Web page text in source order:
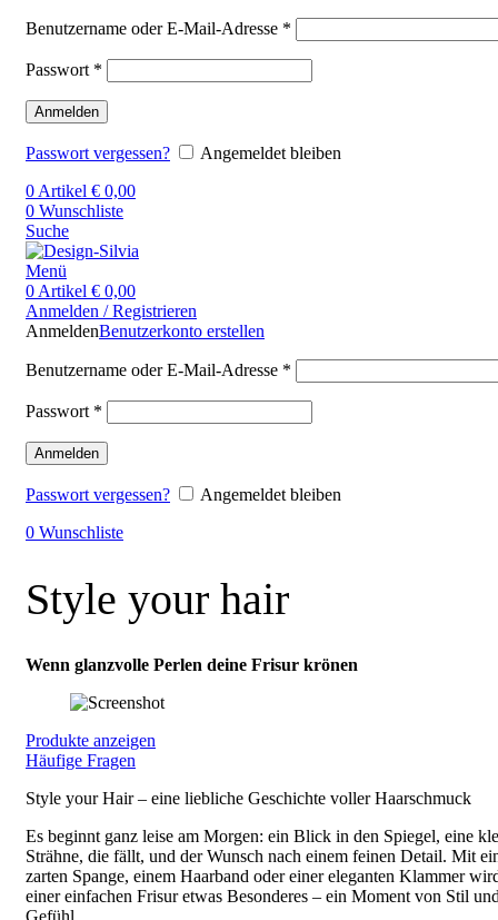
Benutzername oder E-Mail-Adresse *
Passwort *
Anmelden
Passwort vergessen?
Angemeldet bleiben
0 Artikel € 0,00
0 Wunschliste
Suche
Menü
0 Artikel € 0,00
Anmelden / Registrieren
AnmeldenBenutzerkonto erstellen
Benutzername oder E-Mail-Adresse *
Passwort *
Anmelden
Passwort vergessen?
Angemeldet bleiben
0 Wunschliste
Style your hair
Wenn glanzvolle Perlen deine Frisur krönen
Produkte anzeigen
Häufige Fragen
Style your Hair – eine liebliche Geschichte voller Haarschmuck
Es beginnt ganz leise am Morgen: ein Blick in den Spiegel, eine
Strähne, die fällt, und der Wunsch nach einem feinen Detail. Mit
zarten Spange, einem Haarband oder einer eleganten Klammer
einer einfachen Frisur etwas Besonderes – ein Moment von Stil
Gefühl.